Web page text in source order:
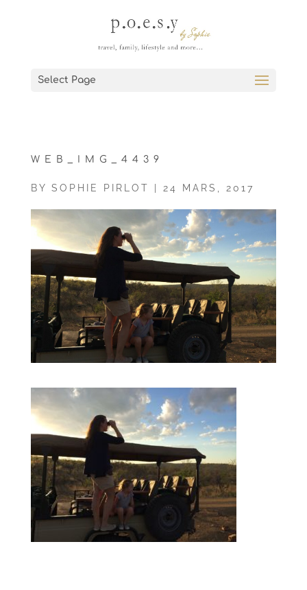
Select Page
WEB_IMG_4439
BY SOPHIE PIRLOT 24 MARS, 2017